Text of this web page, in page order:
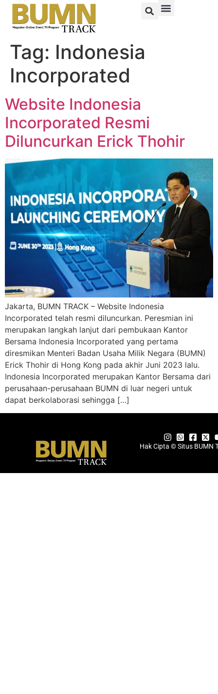
Tag: Indonesia
Incorporated
Website Indonesia
Incorporated Resmi
Diluncurkan Erick Thohir
Jakarta, BUMN TRACK – Website Indonesia
Incorporated telah resmi diluncurkan. Peresmian ini
merupakan langkah lanjut dari pembukaan Kantor
Bersama Indonesia Incorporated yang pertama
diresmikan Menteri Badan Usaha Milik Negara (BUMN)
Erick Thohir di Hong Kong pada akhir Juni 2023 lalu.
Indonesia Incorporated merupakan Kantor Bersama dari
perusahaan-perusahaan BUMN di luar negeri untuk
dapat berkolaborasi sehingga […]
Hak Cipta © Situs BUMN